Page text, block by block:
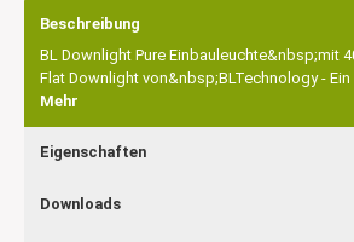
Beschreibung
BL Downlight Pure Einbauleuchte&nbsp;mit
Flat Downlight von&nbsp;BLTechnology -
Mehr
Eigenschaften
Downloads